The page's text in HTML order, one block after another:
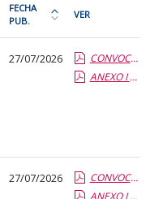
FECHA
PUB.
Ordena
la
tabla
por
más
reciente
VER
27/07/2026
CONVOCATORIA CP26-90 (ESPAÑOL-INGLÉS).pdf.pdf
ANEXO I CP26-90_(español-ingles).report.pdf.pdf
27/07/2026
CONVOCATORIA CP26-91 (español-inglés).pdf.pdf
ANEXO I CP26-91 (español-ingles).report.pdf.pdf